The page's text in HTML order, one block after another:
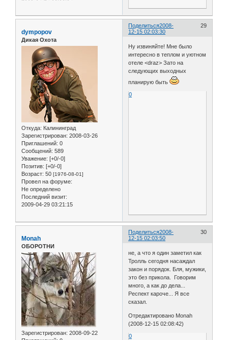
Поделиться 29
2008-
12-15 02:03:30
dympopov
Дикая Охота
Откуда: Калининград
Зарегистрирован: 2008-03-26
Приглашений: 0
Сообщений: 589
Уважение: [+0/-0]
Позитив: [+0/-0]
Возраст: 50 [1976-08-01]
Провел на форуме:
Не определено
Последний визит:
2009-04-29 03:21:15
Ну извиняйте! Мне было
интересно в теплом и уютном
отеле <draz> Зато на
следующих выходных
планирую быть
0
Поделиться 30
2008-
12-15 02:03:50
Monah
ОБОРОТНИ
Зарегистрирован: 2008-09-22
не, а что я один заметил как
Тролль сегодня насаждал
закон и порядок. Бля, мужики,
это без прикола. Говорим
много, а как до дела...
Респект кароче... Я все
сказал.
Отредактировано Monah
(2008-12-15 02:08:42)
0